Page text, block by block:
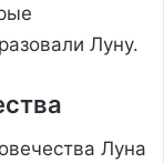
Луну.
Луна